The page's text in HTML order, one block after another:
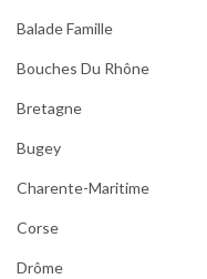
Balade Famille
Bouches Du Rhône
Bretagne
Bugey
Charente-Maritime
Corse
Drôme